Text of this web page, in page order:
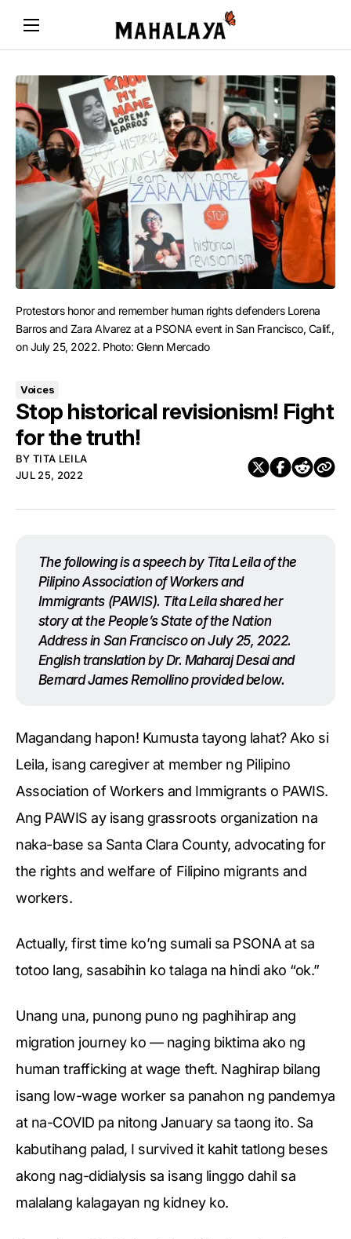
Protestors honor and remember human rights defenders Lorena
Barros and Zara Alvarez at a PSONA event in San Francisco, Calif.,
on July 25, 2022. Photo: Glenn Mercado
Voices
Stop historical revisionism! Fight
for the truth!
BY TITA LEILA
JUL 25, 2022
The following is a speech by Tita Leila of the
Pilipino Association of Workers and
Immigrants (PAWIS). Tita Leila shared her
story at the People’s State of the Nation
Address in San Francisco on July 25, 2022.
English translation by Dr. Maharaj Desai and
Bernard James Remollino provided below.
Magandang hapon! Kumusta tayong lahat? Ako si
Leila, isang caregiver at member ng Pilipino
Association of Workers and Immigrants o PAWIS.
Ang PAWIS ay isang grassroots organization na
naka-base sa Santa Clara County, advocating for
the rights and welfare of Filipino migrants and
workers.
Actually, first time ko’ng sumali sa PSONA at sa
totoo lang, sasabihin ko talaga na hindi ako “ok.”
Unang una, punong puno ng paghihirap ang
migration journey ko — naging biktima ako ng
human trafficking at wage theft. Naghirap bilang
isang low-wage worker sa panahon ng pandemya
at na-COVID pa nitong January sa taong ito. Sa
kabutihang palad, I survived it kahit tatlong beses
akong nag-didialysis sa isang linggo dahil sa
malalang kalagayan ng kidney ko.